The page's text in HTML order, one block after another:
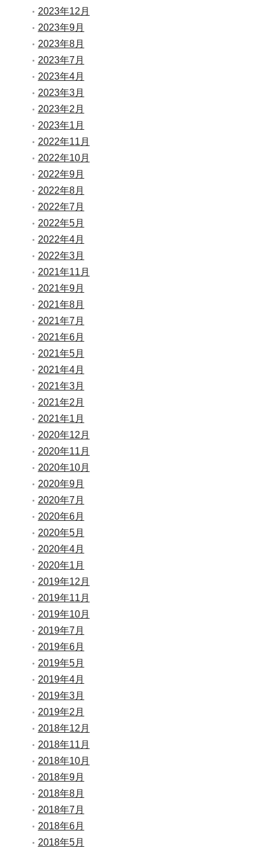
2023年12月
2023年9月
2023年8月
2023年7月
2023年4月
2023年3月
2023年2月
2023年1月
2022年11月
2022年10月
2022年9月
2022年8月
2022年7月
2022年5月
2022年4月
2022年3月
2021年11月
2021年9月
2021年8月
2021年7月
2021年6月
2021年5月
2021年4月
2021年3月
2021年2月
2021年1月
2020年12月
2020年11月
2020年10月
2020年9月
2020年7月
2020年6月
2020年5月
2020年4月
2020年1月
2019年12月
2019年11月
2019年10月
2019年7月
2019年6月
2019年5月
2019年4月
2019年3月
2019年2月
2018年12月
2018年11月
2018年10月
2018年9月
2018年8月
2018年7月
2018年6月
2018年5月